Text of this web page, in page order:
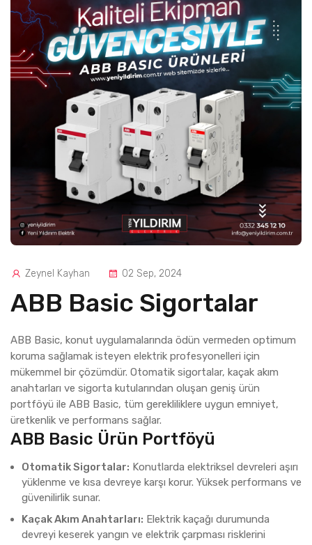
Zeynel Kayhan 02 Sep, 2024
ABB Basic Sigortalar
ABB Basic, konut uygulamalarında ödün vermeden optimum
koruma sağlamak isteyen elektrik profesyonelleri için
mükemmel bir çözümdür. Otomatik sigortalar, kaçak akım
anahtarları ve sigorta kutularından oluşan geniş ürün
portföyü ile ABB Basic, tüm gerekliliklere uygun emniyet,
üretkenlik ve performans sağlar.
ABB Basic Ürün Portföyü
Otomatik Sigortalar: Konutlarda elektriksel devreleri aşırı
yüklenme ve kısa devreye karşı korur. Yüksek performans ve
güvenilirlik sunar.
Kaçak Akım Anahtarları: Elektrik kaçağı durumunda
devreyi keserek yangın ve elektrik çarpması risklerini